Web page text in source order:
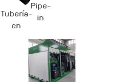
Tubería-
en
Liner™ G
Pipe-
in
H